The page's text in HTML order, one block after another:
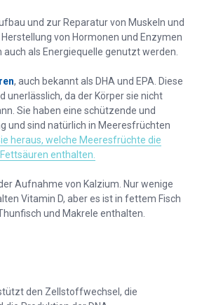
und zur Reparatur von Muskeln und
von Hormonen und Enzymen
auch als Energiequelle genutzt werden.
, auch bekannt als DHA und EPA. Diese
unerlässlich, da der Körper sie nicht
Sie haben eine schützende und
und sind natürlich in Meeresfrüchten
heraus, welche Meeresfrüchte die
enthalten.
Aufnahme von Kalzium. Nur wenige
Vitamin D, aber es ist in fettem Fisch
und Makrele enthalten.
den Zellstoffwechsel, die